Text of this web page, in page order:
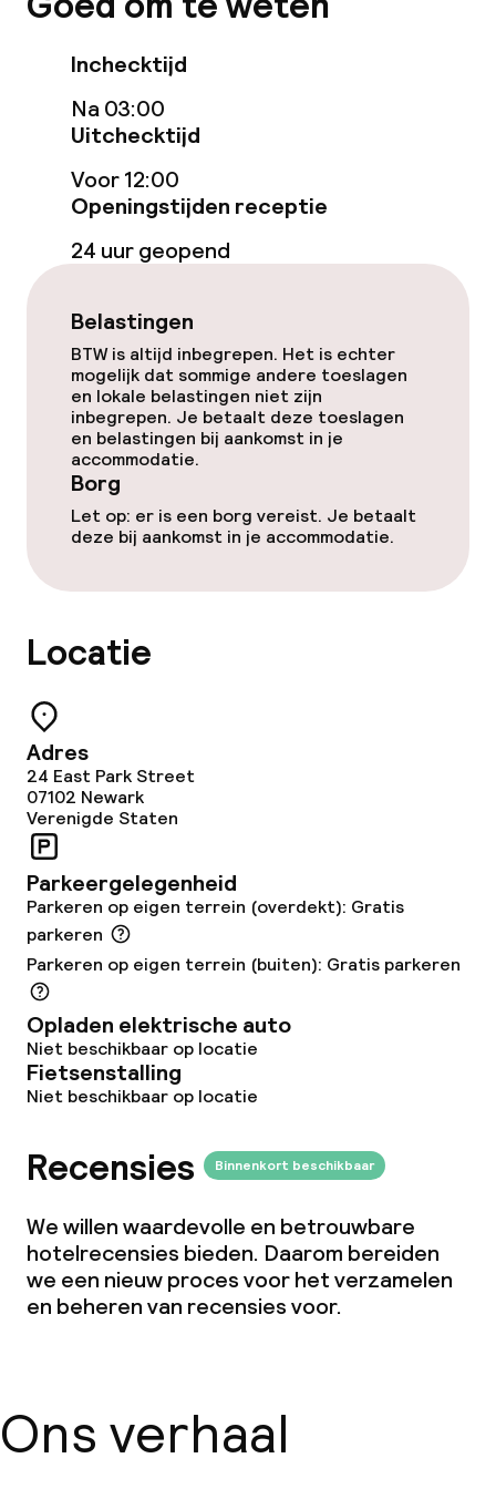
Kamers
Familiekamers beschikbaar
Voor toegankelijkheid
geoptimaliseerde kamers beschikbaar
Zwemmen & wellness
Fitnessruimte / gym
Entertainment
Gratis wifi
TV lounge
Eet- en drinkgelegenheden
Eet- en drinkdiensten
Roomservice
Faciliteiten en diensten voor kinderen
Speeltuin
Schoonmaakvoorzieningen
Zakelijke faciliteiten
Beleid
Borg bij aankomst
Overal rookvrij
Inchecktijd
Na 03:00
Uitchecktijd
Voor 12:00
Openingstijden receptie
24 uur geopend
Belastingen
BTW is altijd inbegrepen. Het is echter
mogelijk dat sommige andere toeslagen
en lokale belastingen niet zijn
inbegrepen. Je betaalt deze toeslagen
en belastingen bij aankomst in je
accommodatie.
Borg
Let op: er is een borg vereist. Je betaalt
deze bij aankomst in je accommodatie.
Locatie
Adres
24 East Park Street
07102 Newark
Verenigde Staten
Parkeergelegenheid
Parkeren op eigen terrein (overdekt): Gratis
parkeren
Parkeren op eigen terrein (buiten): Gratis parkeren
Opladen elektrische auto
Niet beschikbaar op locatie
Fietsenstalling
Niet beschikbaar op locatie
Recensies Binnenkort beschikbaar
We willen waardevolle en betrouwbare
hotelrecensies bieden. Daarom bereiden
we een nieuw proces voor het verzamelen
en beheren van recensies voor.
Ons verhaal